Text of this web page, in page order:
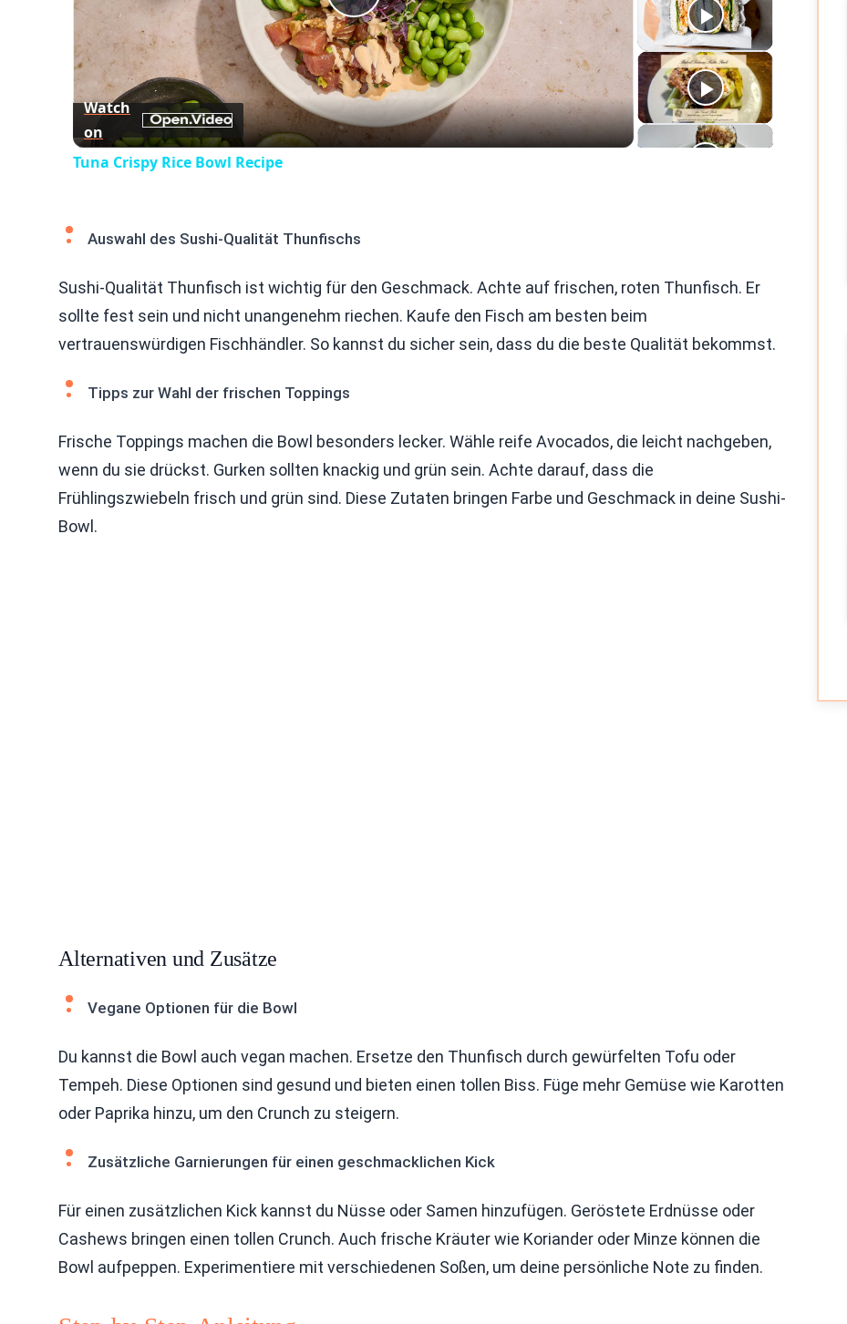
Play
Video
Watch
on
Tuna Crispy Rice Bowl Recipe
Auswahl des Sushi-Qualität Thunfischs
Sushi-Qualität Thunfisch ist wichtig für den Geschmack. Achte auf frischen, roten Thunfisch. Er
sollte fest sein und nicht unangenehm riechen. Kaufe den Fisch am besten beim
vertrauenswürdigen Fischhändler. So kannst du sicher sein, dass du die beste Qualität bekommst.
Tipps zur Wahl der frischen Toppings
Frische Toppings machen die Bowl besonders lecker. Wähle reife Avocados, die leicht nachgeben,
wenn du sie drückst. Gurken sollten knackig und grün sein. Achte darauf, dass die
Frühlingszwiebeln frisch und grün sind. Diese Zutaten bringen Farbe und Geschmack in deine Sushi-
Bowl.
Alternativen und Zusätze
Vegane Optionen für die Bowl
Du kannst die Bowl auch vegan machen. Ersetze den Thunfisch durch gewürfelten Tofu oder
Tempeh. Diese Optionen sind gesund und bieten einen tollen Biss. Füge mehr Gemüse wie Karotten
oder Paprika hinzu, um den Crunch zu steigern.
Zusätzliche Garnierungen für einen geschmacklichen Kick
Für einen zusätzlichen Kick kannst du Nüsse oder Samen hinzufügen. Geröstete Erdnüsse oder
Cashews bringen einen tollen Crunch. Auch frische Kräuter wie Koriander oder Minze können die
Bowl aufpeppen. Experimentiere mit verschiedenen Soßen, um deine persönliche Note zu finden.